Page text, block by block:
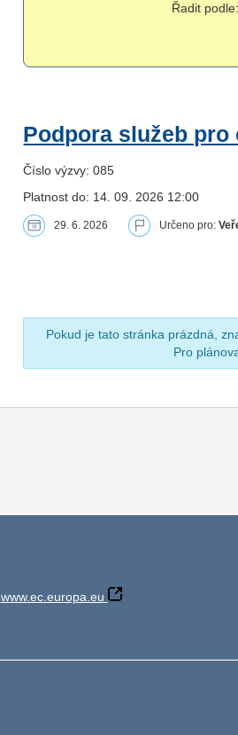
Řadit podle:
Podpora služeb pro
Číslo výzvy: 085
Platnost do: 14. 09. 2026 12:00
29. 6. 2026 Určeno pro:
Pokud je tato stránka prázdná,
Pro
www.ec.europa.eu